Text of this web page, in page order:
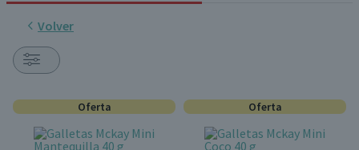
Volver
Oferta Oferta